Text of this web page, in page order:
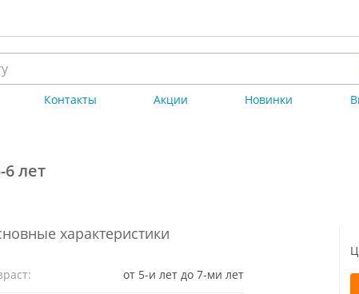
Контакты Акции Новинки
лет
характеристики
от 5-и лет до 7-ми лет